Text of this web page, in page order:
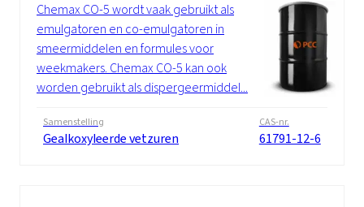
Chemax CO-5 wordt vaak gebruikt als
emulgatoren en co-emulgatoren in
smeermiddelen en formules voor
weekmakers. Chemax CO-5 kan ook
worden gebruikt als dispergeermiddel...
Samenstelling
Gealkoxyleerde vetzuren
CAS-nr.
61791-12-6